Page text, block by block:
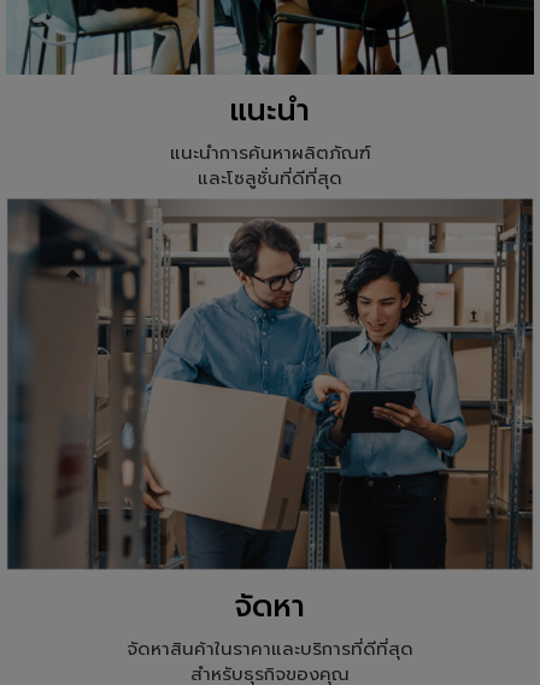
แนะนำ
แนะนำการค้นหาผลิตภัณฑ์
และโซลูชั่นที่ดีที่สุด
จัดหา
จัดหาสินค้าในราคาและบริการที่ดีที่สุด
สำหรับธุรกิจของคุณ